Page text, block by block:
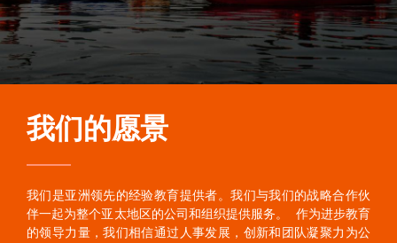
我们的愿景
我们是亚洲领先的经验教育提供者。我们与我们的战略合作伙
伴一起为整个亚太地区的公司和组织提供服务。 作为进步教育
的领导力量，我们相信通过人事发展，创新和团队凝聚力为公